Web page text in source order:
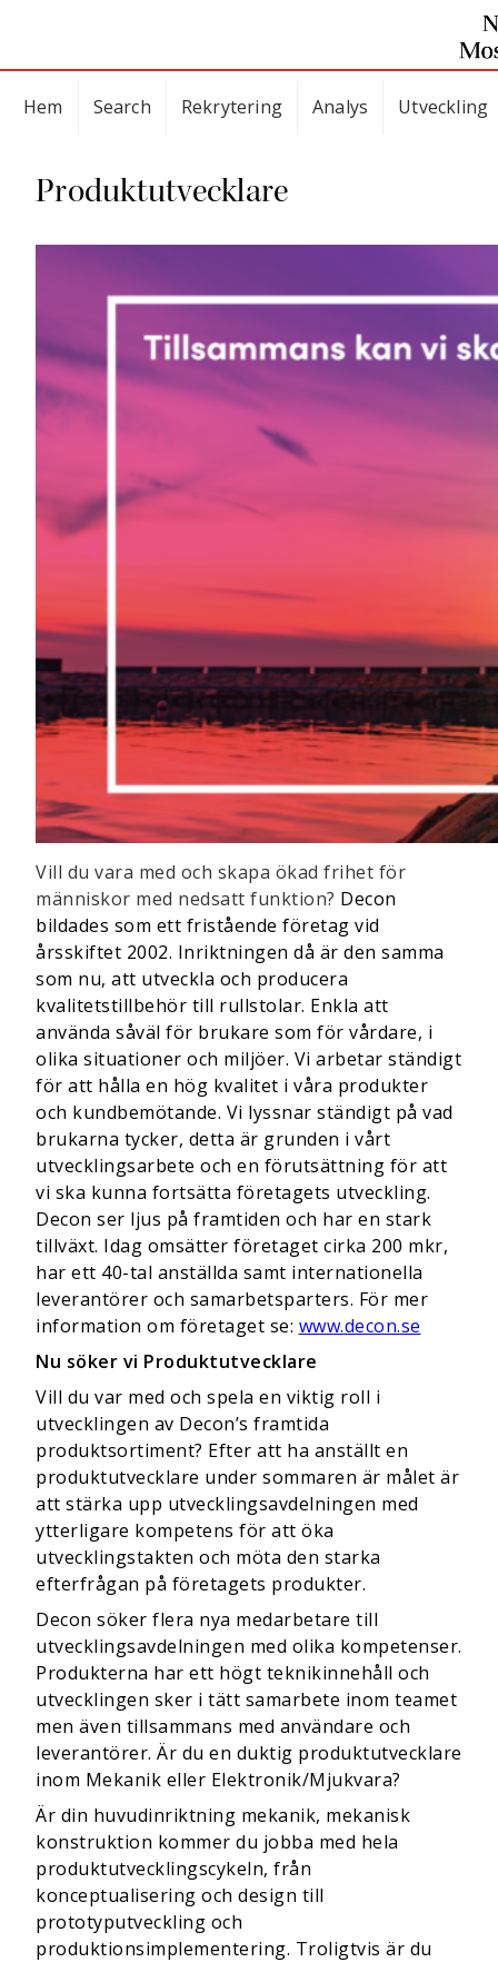
Hem Search Rekrytering Analys Utveckling
Produktutvecklare
Vill du vara med och skapa ökad frihet för
människor med nedsatt funktion? Decon
bildades som ett fristående företag vid
årsskiftet 2002. Inriktningen då är den samma
som nu, att utveckla och producera
kvalitetstillbehör till rullstolar. Enkla att
använda såväl för brukare som för vårdare, i
olika situationer och miljöer. Vi arbetar ständigt
för att hålla en hög kvalitet i våra produkter
och kundbemötande. Vi lyssnar ständigt på vad
brukarna tycker, detta är grunden i vårt
utvecklingsarbete och en förutsättning för att
vi ska kunna fortsätta företagets utveckling.
Decon ser ljus på framtiden och har en stark
tillväxt. Idag omsätter företaget cirka 200 mkr,
har ett 40-tal anställda samt internationella
leverantörer och samarbetsparters. För mer
information om företaget se: www.decon.se
Nu söker vi Produktutvecklare
Vill du var med och spela en viktig roll i
utvecklingen av Decon’s framtida
produktsortiment? Efter att ha anställt en
produktutvecklare under sommaren är målet är
att stärka upp utvecklingsavdelningen med
ytterligare kompetens för att öka
utvecklingstakten och möta den starka
efterfrågan på företagets produkter.
Decon söker flera nya medarbetare till
utvecklingsavdelningen med olika kompetenser.
Produkterna har ett högt teknikinnehåll och
utvecklingen sker i tätt samarbete inom teamet
men även tillsammans med användare och
leverantörer. Är du en duktig produktutvecklare
inom Mekanik eller Elektronik/Mjukvara?
Är din huvudinriktning mekanik, mekanisk
konstruktion kommer du jobba med hela
produktutvecklingscykeln, från
konceptualisering och design till
prototyputveckling och
produktionsimplementering. Troligtvis är du